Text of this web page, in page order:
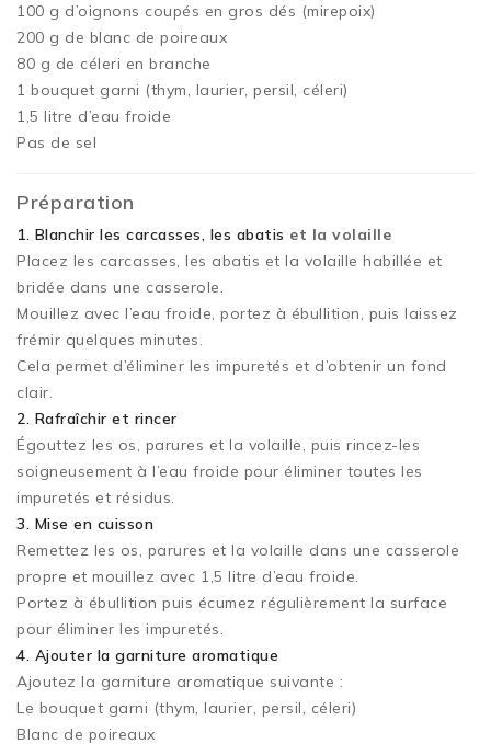
100 g d’oignons coupés en gros dés (mirepoix)
200 g de blanc de poireaux
80 g de céleri en branche
1 bouquet garni (thym, laurier, persil, céleri)
1,5 litre d’eau froide
Pas de sel
Préparation
1. Blanchir les carcasses, les abatis et la volaille
Placez les carcasses, les abatis et la volaille habillée et
bridée dans une casserole.
Mouillez avec l’eau froide, portez à ébullition, puis laissez
frémir quelques minutes.
Cela permet d’éliminer les impuretés et d’obtenir un fond
clair.
2. Rafraîchir et rincer
Égouttez les os, parures et la volaille, puis rincez-les
soigneusement à l’eau froide pour éliminer toutes les
impuretés et résidus.
3. Mise en cuisson
Remettez les os, parures et la volaille dans une casserole
propre et mouillez avec 1,5 litre d’eau froide.
Portez à ébullition puis écumez régulièrement la surface
pour éliminer les impuretés.
4. Ajouter la garniture aromatique
Ajoutez la garniture aromatique suivante :
Le bouquet garni (thym, laurier, persil, céleri)
Blanc de poireaux